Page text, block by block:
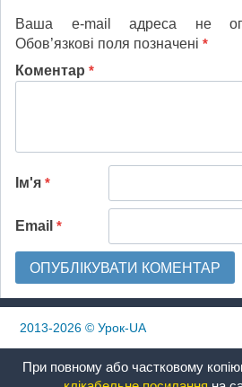
Ваша e-mail адреса не
Обов’язкові поля позначені *
Коментар *
Ім'я *
Email *
2013-2026© Урок-UA
При повному або частковому